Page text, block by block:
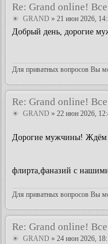
Re: Grand online!
GRAND » 21 июн 2026,
Добрый день, дорогие
Для приватных вопросов Вы
Re: Grand online!
GRAND » 22 июн 2026,
Дорогие мужчины! Ждём
флирта,фаназий с
Для приватных вопросов Вы
Re: Grand online!
GRAND » 24 июн 2026,